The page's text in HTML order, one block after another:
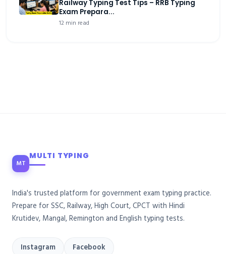
Railway Typing Test Tips – RRB Typing
Exam Prepara...
12 min read
MT
MULTI TYPING
India's trusted platform for government exam typing practice.
Prepare for SSC, Railway, High Court, CPCT with Hindi
Krutidev, Mangal, Remington and English typing tests.
Instagram Facebook